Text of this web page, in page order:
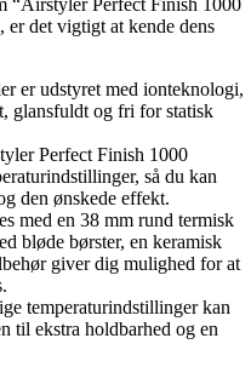
det vigtigt at kende dens
er udstyret med ionteknologi,
glansfuldt og fri for statisk
Perfect Finish 1000
så du kan
den ønskede effekt.
med en 38 mm rund termisk
bløde børster, en keramisk
giver dig mulighed for at
temperaturindstillinger kan
til ekstra holdbarhed og en